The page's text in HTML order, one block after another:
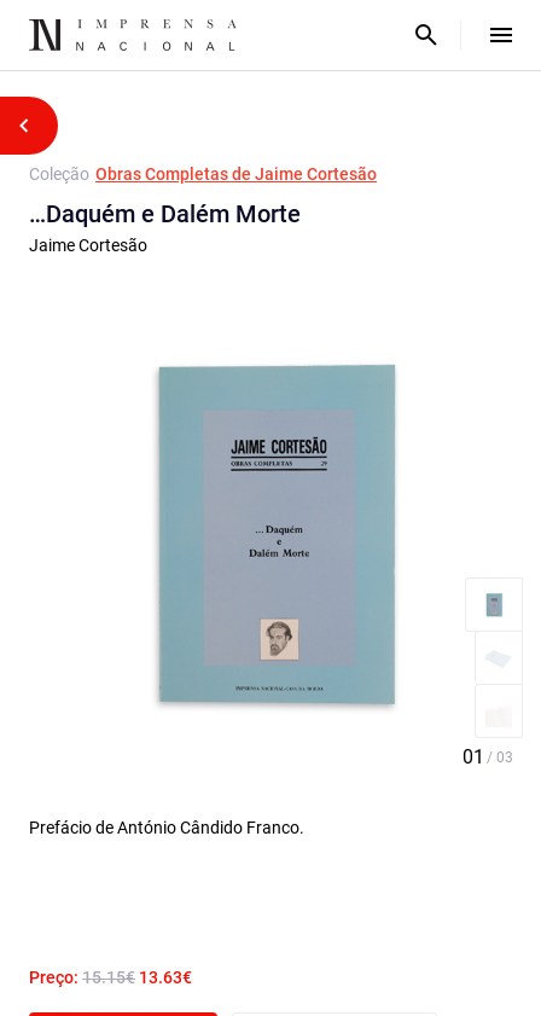
Coleção Obras Completas de Jaime Cortesão
…Daquém e Dalém Morte
Jaime Cortesão
Prefácio de António Cândido Franco.
Preço: 15.15€ 13.63€